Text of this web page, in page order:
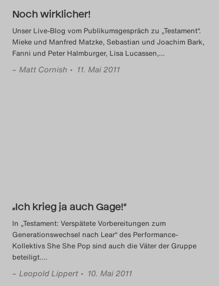
Das Theatertreffen-Blog
2019
Das Theatertreffen-Blog
2020
2023
Das Theatertreffen-Blog
2024
Das Theatertreffen-Blog
Noch wirklicher!
Unser Live-Blog vom Publikumsgespräch zu „Testament“.
Mieke und Manfred Matzke, Sebastian und Joachim Bark,
Fanni und Peter Halmburger, Lisa Lucassen,…
– Matt Cornish • 11. Mai 2011
„Ich krieg ja auch Gage!“
In „Testament: Verspätete Vorbereitungen zum
Generationswechsel nach Lear“ des Performance-
Kollektivs She She Pop sind auch die Väter der Gruppe
beteiligt.…
– Leopold Lippert • 10. Mai 2011